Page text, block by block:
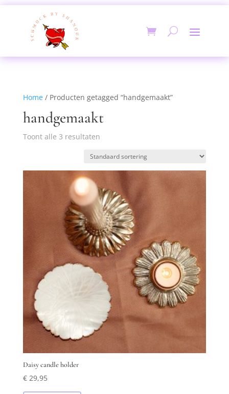
Home/ Producten getagged “handgemaakt”
handgemaakt
Toont alle 3 resultaten
Daisy candle holder
€29,95